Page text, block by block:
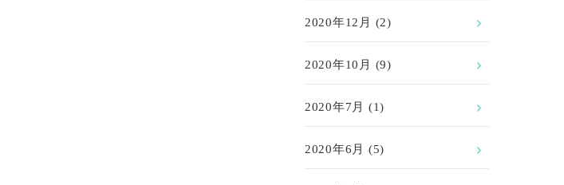
2020年12月 (2)
2020年10月 (9)
2020年7月 (1)
2020年6月 (5)